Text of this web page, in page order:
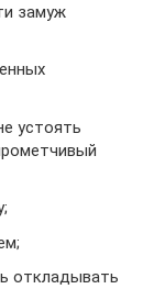
замуж
устоять
откладывать